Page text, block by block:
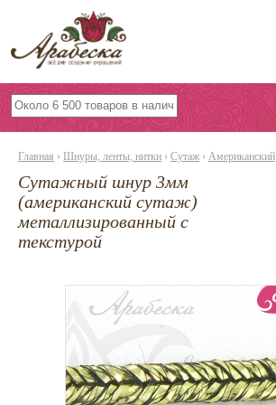
Бусины, подвески, декор
Бисер
Фурнитура
Проволока
Эпоксидная смола
Шнуры, ленты, нитки
По темам и сезонам
Главная › Шнуры, ленты, нитки › Сутаж › Американский
Сутажный шнур 3мм
(американский сутаж)
металлизированный с
текстурой